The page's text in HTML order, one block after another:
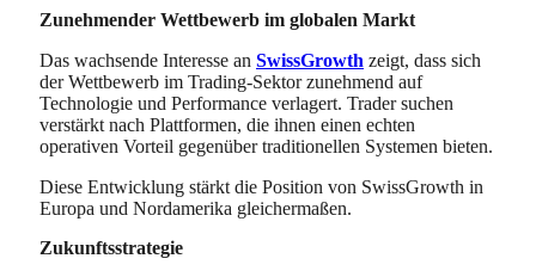
Zunehmender Wettbewerb im globalen Markt
Das wachsende Interesse an SwissGrowth zeigt, dass sich
der Wettbewerb im Trading-Sektor zunehmend auf
Technologie und Performance verlagert. Trader suchen
verstärkt nach Plattformen, die ihnen einen echten
operativen Vorteil gegenüber traditionellen Systemen bieten.
Diese Entwicklung stärkt die Position von SwissGrowth in
Europa und Nordamerika gleichermaßen.
Zukunftsstrategie